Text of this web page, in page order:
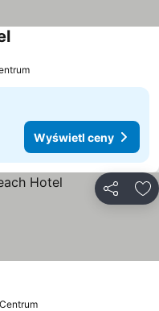
Wyświetl ceny
Wyświetl ceny
ceny
ceny